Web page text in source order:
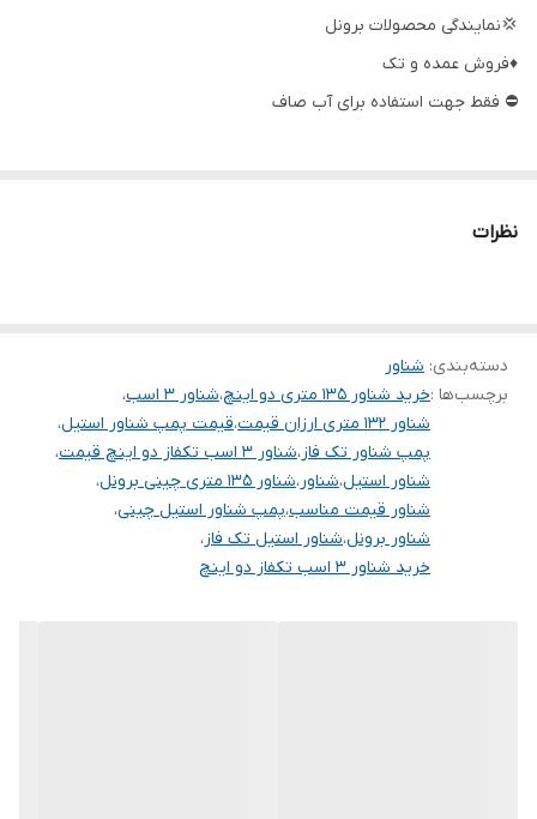
سیم پیچی
تابلو
قطر تنه ۴ اینچ
کشور سازنده چین
💢نمایندگی محصولات برونل
♦️فروش عمده و تک
⛔ فقط جهت استفاده برای آب صاف
نظرات
دسته‌بندی: شناور
برچسب‌ها :خرید شناور ۱۳۵ متری دو اینچ ،شناور ۳ اسب
،
شناور ۱۳۲ متری ارزان قیمت
،قیمت پمپ شناور استیل،
پمپ شناور تک فاز،شناور ۳ اسب تکفاز دو اینچ قیمت
،
شناور استیل،شناور،شناور ۱۳۵ متری چینی برونل
،
شناور قیمت مناسب،پمپ شناور استیل چینی،
شناور برونل،شناور استیل تک فاز،
خرید شناور ۳ اسب تکفاز دو اینچ